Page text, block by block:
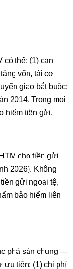
có thể: (1) can
vốn, tái cơ
giao bắt buộc;
2014. Trong mọi
hiểm tiền gửi.
cho tiền gửi
2026). Không
gửi ngoại tệ,
bảo hiểm liên
phá sản chung —
ưu tiên: (1) chi phí